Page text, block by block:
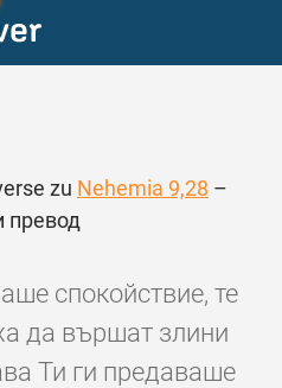
zu Nehemia 9,28 –
превод
спокойствие, те
да вършат злини
Ти ги предаваше